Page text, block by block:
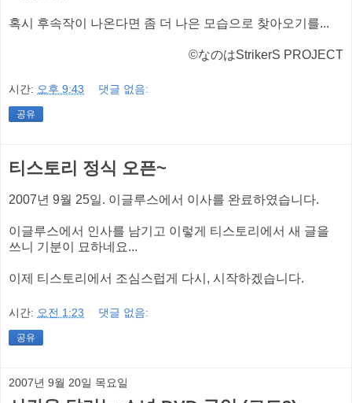
혹시 후속작이 나온다면 좀 더 나은 모습으로 찾아오기를...
©なのはStrikerS PROJECT
시간: 오후 9:43 댓글 없음:
공유
티스토리 정식 오픈~
2007년 9월 25일. 이글루스에서 이사를 완료하였습니다.
이글루스에서 인사를 남기고 이렇게 티스토리에서 새 글을
쓰니 기분이 묘하네요...
이제 티스토리에서 조심스럽게 다시, 시작하겠습니다.
시간: 오전 1:23 댓글 없음:
공유
2007년 9월 20일 목요일